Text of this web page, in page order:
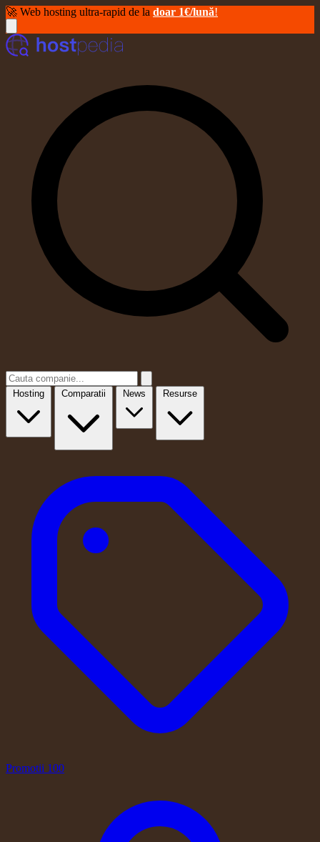
🚀 Web hosting ultra-rapid de la doar 1€/lună!
Hosting Comparatii News Resurse
Promotii 100